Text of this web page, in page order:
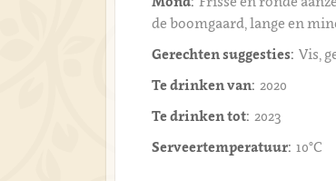
de boomgaard, lange en
Gerechten suggesties: Vis,
Te drinken van: 2020
Te drinken tot: 2023
Serveertemperatuur: 10°C